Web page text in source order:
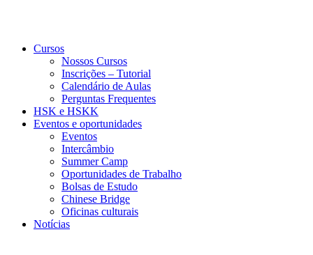
Cursos
Nossos Cursos
Inscrições – Tutorial
Calendário de Aulas
Perguntas Frequentes
HSK e HSKK
Eventos e oportunidades
Eventos
Intercâmbio
Summer Camp
Oportunidades de Trabalho
Bolsas de Estudo
Chinese Bridge
Oficinas culturais
Notícias